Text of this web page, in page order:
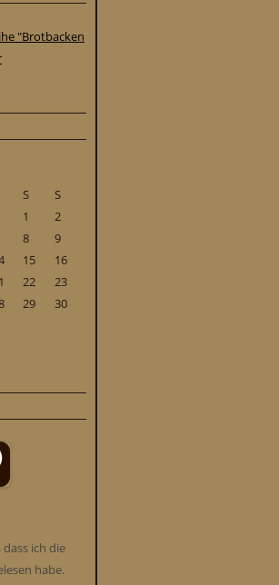
"Brotbacken
S
S
1
2
8
9
15
16
22
23
29
30
ich die
habe.